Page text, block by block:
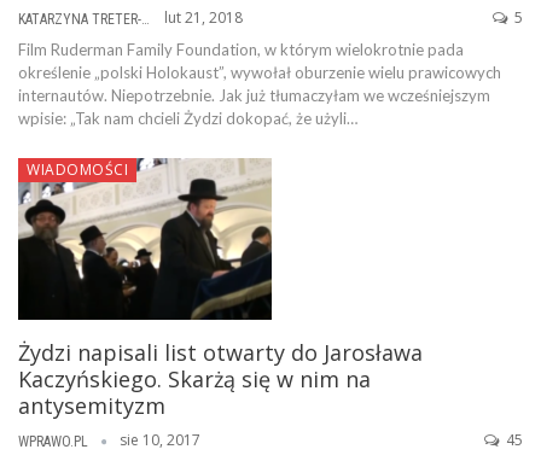
KATARZYNA TRETER-SIERPIŃSKA lut 21, 2018 5
Film Ruderman Family Foundation, w którym wielokrotnie pada
określenie „polski Holokaust”, wywołał oburzenie wielu prawicowych
internautów. Niepotrzebnie. Jak już tłumaczyłam we wcześniejszym
wpisie: „Tak nam chcieli Żydzi dokopać, że użyli…
WIADOMOŚCI
Żydzi napisali list otwarty do Jarosława
Kaczyńskiego. Skarżą się w nim na
antysemityzm
WPRAWO.PL sie 10, 2017 45